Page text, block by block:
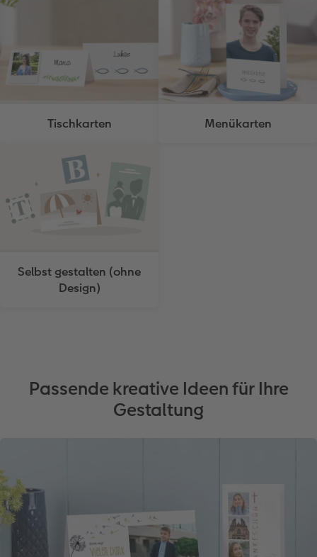
Tischkarten Menükarten
Selbst gestalten (ohne
Design)
Passende kreative Ideen für Ihre
Gestaltung